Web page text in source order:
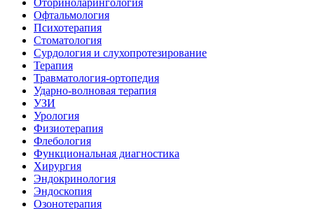
Оториноларингология
Офтальмология
Психотерапия
Стоматология
Сурдология и слухопротезирование
Терапия
Травматология-ортопедия
Ударно-волновая терапия
УЗИ
Урология
Физиотерапия
Флебология
Функциональная диагностика
Хирургия
Эндокринология
Эндоскопия
Озонотерапия